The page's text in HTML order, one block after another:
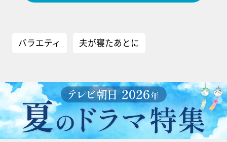
バラエティ 夫が寝たあとに